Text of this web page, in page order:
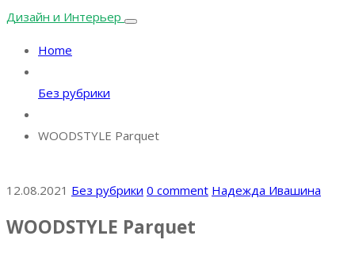
Дизайн и Интерьер
Home
Без рубрики
WOODSTYLE Parquet
12.08.2021 Без рубрики 0 comment Надежда Ивашина
WOODSTYLE Parquet